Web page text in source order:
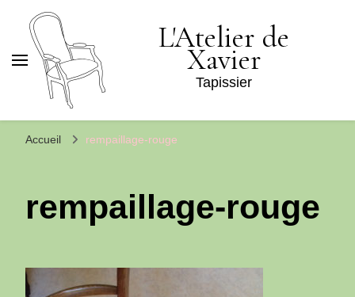
L'Atelier de
Xavier
Tapissier
Accueil rempaillage-rouge
rempaillage-rouge